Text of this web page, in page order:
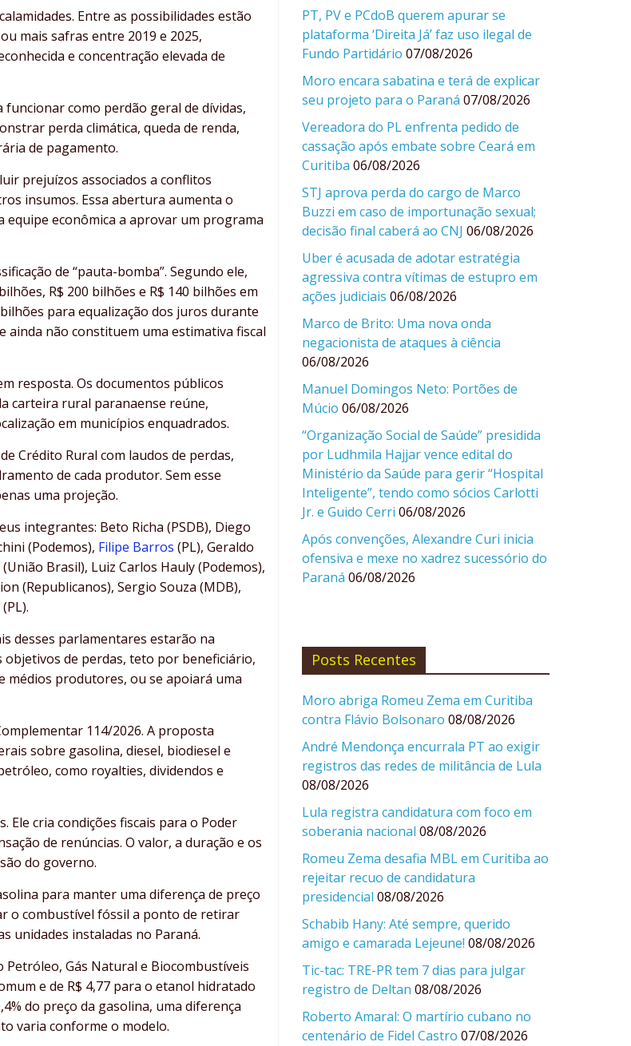
Entre as possibilidades estão
mais safras entre 2019 e 2025,
e concentração elevada de
funcionar como perdão geral de dívidas,
perda climática, queda de renda,
de pagamento.
prejuízos associados a conflitos
insumos. Essa abertura aumenta o
equipe econômica a aprovar um programa
de “pauta-bomba”. Segundo ele,
R$ 200 bilhões e R$ 140 bilhões em
para equalização dos juros durante
ainda não constituem uma estimativa fiscal
resposta. Os documentos públicos
carteira rural paranaense reúne,
em municípios enquadrados.
Crédito Rural com laudos de perdas,
de cada produtor. Sem esse
uma projeção.
integrantes: Beto Richa (PSDB), Diego
(Podemos), Filipe Barros (PL), Geraldo
Brasil), Luiz Carlos Hauly (Podemos),
(Republicanos), Sergio Souza (MDB),
desses parlamentares estarão na
de perdas, teto por beneficiário,
médios produtores, ou se apoiará uma
114/2026. A proposta
sobre gasolina, diesel, biodiesel e
como royalties, dividendos e
cria condições fiscais para o Poder
de renúncias. O valor, a duração e os
do governo.
para manter uma diferença de preço
o combustível fóssil a ponto de retirar
unidades instaladas no Paraná.
Petróleo, Gás Natural e Biocombustíveis
e de R$ 4,77 para o etanol hidratado
do preço da gasolina, uma diferença
varia conforme o modelo.
PT, PV e PCdoB querem apurar se
plataforma ‘Direita Já’ faz uso ilegal de
Fundo Partidário 07/08/2026
Moro encara sabatina e terá de explicar
seu projeto para o Paraná 07/08/2026
Vereadora do PL enfrenta pedido de
cassação após embate sobre Ceará em
Curitiba 06/08/2026
STJ aprova perda do cargo de Marco
Buzzi em caso de importunação sexual;
decisão final caberá ao CNJ 06/08/2026
Uber é acusada de adotar estratégia
agressiva contra vítimas de estupro em
ações judiciais 06/08/2026
Marco de Brito: Uma nova onda
negacionista de ataques à ciência
06/08/2026
Manuel Domingos Neto: Portões de
Múcio 06/08/2026
“Organização Social de Saúde” presidida
por Ludhmila Hajjar vence edital do
Ministério da Saúde para gerir “Hospital
Inteligente”, tendo como sócios Carlotti
Jr. e Guido Cerri 06/08/2026
Após convenções, Alexandre Curi inicia
ofensiva e mexe no xadrez sucessório do
Paraná 06/08/2026
Posts Recentes
Moro abriga Romeu Zema em Curitiba
contra Flávio Bolsonaro 08/08/2026
André Mendonça encurrala PT ao exigir
registros das redes de militância de Lula
08/08/2026
Lula registra candidatura com foco em
soberania nacional 08/08/2026
Romeu Zema desafia MBL em Curitiba ao
rejeitar recuo de candidatura
presidencial 08/08/2026
Schabib Hany: Até sempre, querido
amigo e camarada Lejeune! 08/08/2026
Tic-tac: TRE-PR tem 7 dias para julgar
registro de Deltan 08/08/2026
Roberto Amaral: O martírio cubano no
centenário de Fidel Castro 07/08/2026